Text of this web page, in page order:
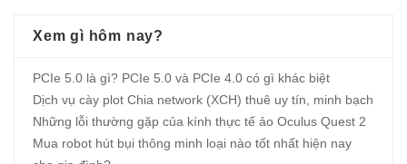
Xem gì hôm nay?
PCIe 5.0 là gì? PCIe 5.0 và PCIe 4.0 có gì khác biệt
Dịch vụ cày plot Chia network (XCH) thuê uy tín, minh bạch
Những lỗi thường gặp của kính thực tế ảo Oculus Quest 2
Mua robot hút bụi thông minh loại nào tốt nhất hiện nay